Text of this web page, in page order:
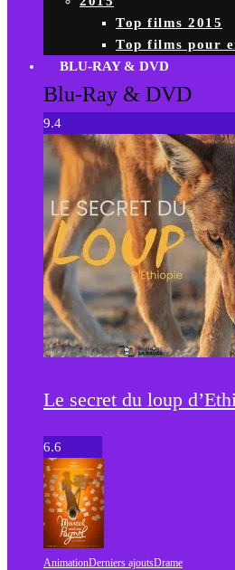
Top films 2015
Top films pour
BLU-RAY & DVD
Blu-Ray & DVD
9.4
Le secret du loup
6.6
AnimationDerniers ajoutsDrame